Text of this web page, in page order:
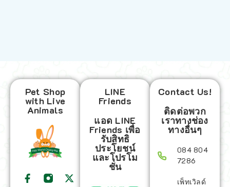
Pet Shop
with Live
Animals
LINE
Friends
แอด LINE
Friends เพื่อ
รับสิทธิ
ประโยชน์
และโปรโม
ชั่น
Contact Us!
ติดต่อพวก
เราทางช่อง
ทางอื่นๆ
084 804
7286
เพ็ทเวิลด์